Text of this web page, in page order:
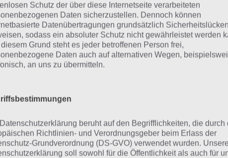
zum SImpsons Springfield Steinmetze Update – (c) EA
Steinmetze Event in Simpsons Springfield könnt ihr
Schutz der über diese Internetseite verarbeiteten
Daten sicherzustellen. Dennoch können
Datenübertragungen grundsätzlich Sicherheitslücken
sodass ein absoluter Schutz nicht gewährleistet werden
Grund steht es jeder betroffenen Person frei,
Daten auch auf alternativen Wegen,
an uns zu übermitteln.
beruht auf den Begrifflichkeiten, die durch
Richtlinien- und Verordnungsgeber beim Erlass der
Grundverordnung (DS-GVO) verwendet wurden. Unsere
soll sowohl für die Öffentlichkeit als auch für